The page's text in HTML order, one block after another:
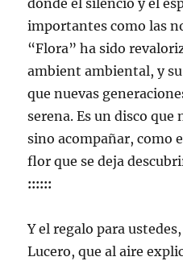
donde el silencio y el
importantes como las
“Flora” ha sido
ambient ambiental, y
que nuevas
serena. Es un disco que
sino acompañar, como
flor que se deja
::::::
Y el regalo para
Lucero, que al aire